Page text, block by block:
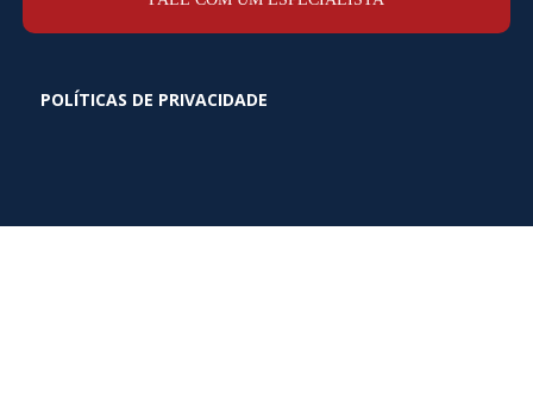
POLÍTICAS DE PRIVACIDADE